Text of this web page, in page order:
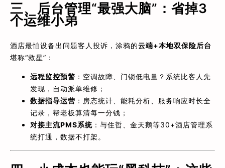
三、后台管理“最强大脑”：省掉3
个运维小弟
酒店最怕设备出问题客人投诉，涂鸦的云端+本地双保险后台
堪称“救星”：
远程监控预警 ：空调故障、门锁低电量？系统比客人先
发现，自动派单维修；
数据指导运营 ：房态统计、能耗分析、服务响应时长全
记录，帮老板算清每一分钱；
对接主流PMS系统 ：与住哲、金天鹅等30+酒店管理系
统打通，数据不打架。